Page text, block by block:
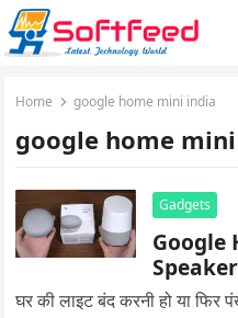
Home google home mini india
google home
Gadgets
Google
Speaker
घर की लाइट बंद करनी हो या फिर